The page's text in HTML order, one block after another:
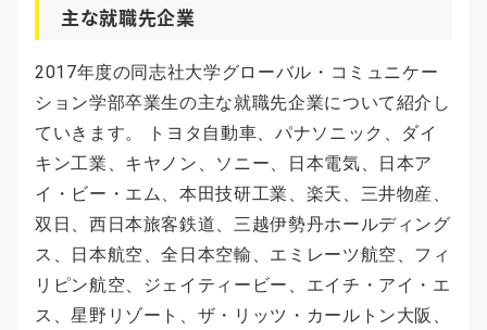
主な就職先企業
2017年度の同志社大学グローバル・コミュニケー
ション学部卒業生の主な就職先企業について紹介し
ていきます。 トヨタ自動車、パナソニック、ダイ
キン工業、キヤノン、ソニー、日本電気、日本ア
イ・ビー・エム、本田技研工業、楽天、三井物産、
双日、西日本旅客鉄道、三越伊勢丹ホールディング
ス、日本航空、全日本空輸、エミレーツ航空、フィ
リピン航空、ジェイティービー、エイチ・アイ・エ
ス、星野リゾート、ザ・リッツ・カールトン大阪、